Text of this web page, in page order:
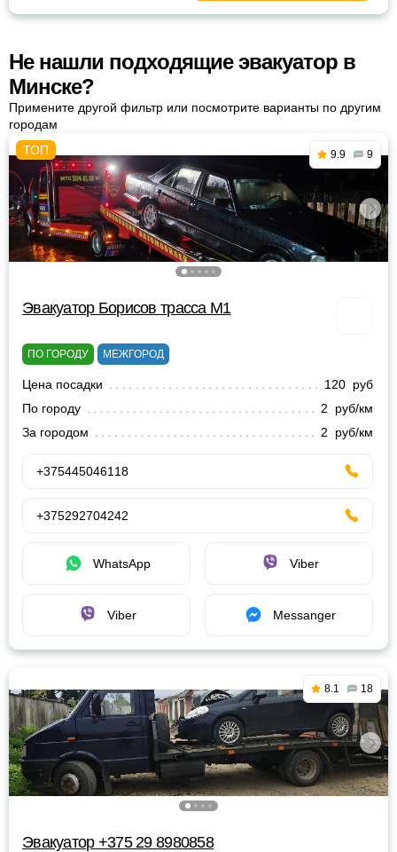
Не нашли подходящие эвакуатор в
Минске?
Примените другой фильтр или посмотрите варианты по другим
городам
9.9 9
Эвакуатор Борисов трасса М1
ПО ГОРОДУ МЕЖГОРОД
Цена посадки
120 руб
По городу
2 руб/км
За городом
2 руб/км
+375445046118
+375292704242
WhatsApp Viber
Viber Messanger
8.1 18
Эвакуатор +375 29 8980858